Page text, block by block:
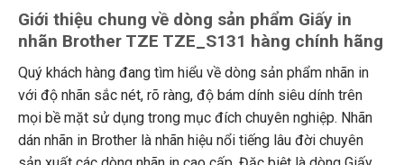
Giới thiệu chung về dòng sản phẩm Giấy in
nhãn Brother TZE TZE_S131 hàng chính hãng
Quý khách hàng đang tìm hiểu về dòng sản phẩm nhãn in
với độ nhãn sắc nét, rõ ràng, độ bám dính siêu dính trên
mọi bề mặt sử dụng trong mục đích chuyên nghiệp. Nhãn
dán nhãn in Brother là nhãn hiệu nổi tiếng lâu đời chuyên